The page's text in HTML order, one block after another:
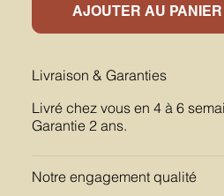
AJOUTER AU PANIER
Livraison & Garanties
Livré chez vous en 4 à 6
Garantie 2 ans.
Notre engagement qualité